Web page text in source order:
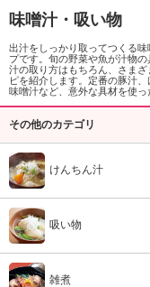
味噌汁・吸い物
出汁をしっかり取ってつくる
プです。旬の野菜や魚が汁物
汁の取り方はもちろん、さま
ピを紹介します。定番の豚汁
味噌汁など、意外な具材を使っ
その他のカテゴリ
けんちん汁
吸い物
雑煮